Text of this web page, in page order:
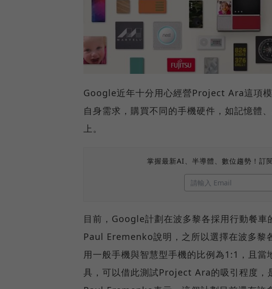
Google近年十分用心經營Project Ara這項
自身需求，購買不同的手機硬件，如記憶體
上。
掌握最新AI、半導體、數位趨勢！訂
目前，Google計劃在波多黎各採用行動餐
Paul Eremenko說明，之所以選擇在波多黎
用一般手機與智慧型手機的比例為1:1，且
具，可以借此測試Project Ara的吸引程度，